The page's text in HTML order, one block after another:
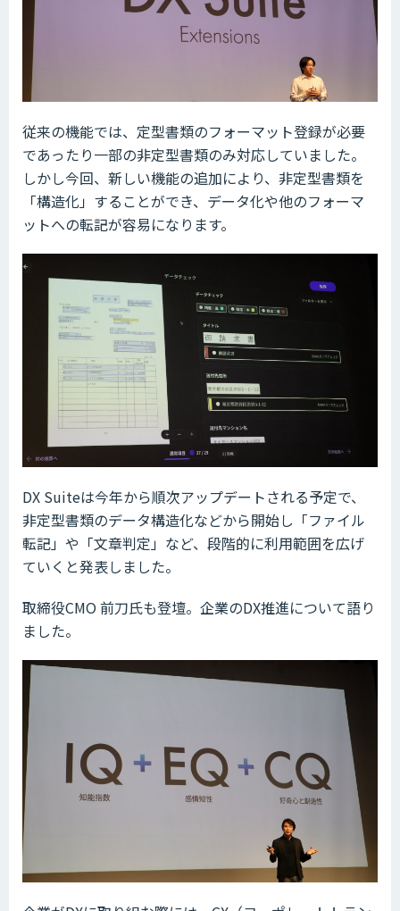
従来の機能では、定型書類のフォーマット登録が必要
であったり一部の非定型書類のみ対応していました。
しかし今回、新しい機能の追加により、非定型書類を
「構造化」することができ、データ化や他のフォーマ
ットへの転記が容易になります。
DX Suiteは今年から順次アップデートされる予定で、
非定型書類のデータ構造化などから開始し「ファイル
転記」や「文章判定」など、段階的に利用範囲を広げ
ていくと発表しました。
取締役CMO 前刀氏も登壇。企業のDX推進について語り
ました。